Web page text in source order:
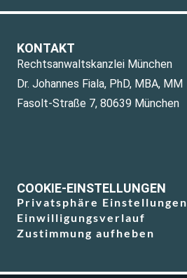
KONTAKT
Rechtsanwaltskanzlei München
Dr. Johannes Fiala, PhD, MBA, MM
Fasolt-Straße 7, 80639 München
COOKIE-EINSTELLUNGEN
Privatsphäre Einstellungen
Einwilligungsverlauf
Zustimmung aufheben